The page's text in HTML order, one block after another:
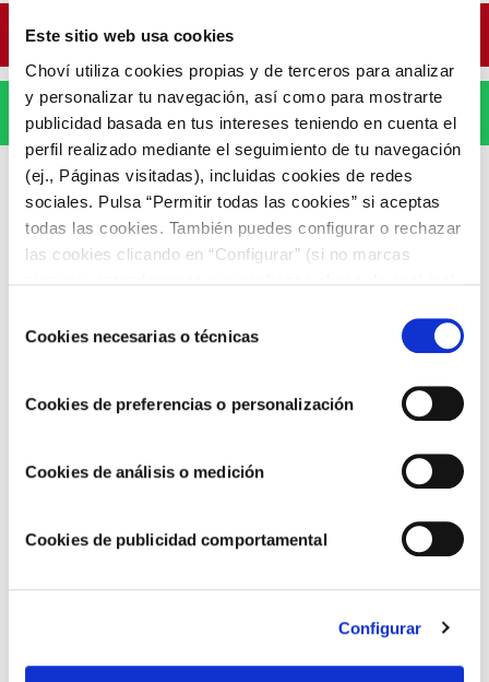
Este sitio web usa cookies
Choví utiliza cookies propias y de terceros para analizar
y personalizar tu navegación, así como para mostrarte
publicidad basada en tus intereses teniendo en cuenta el
perfil realizado mediante el seguimiento de tu navegación
(ej., Páginas visitadas), incluidas cookies de redes
sociales. Pulsa “Permitir todas las cookies” si aceptas
todas las cookies. También puedes configurar o rechazar
las cookies clicando en “Configurar” (si no marcas
COOKIES.
deCookies necesarias o técnicas
Cookies de preferencias o personalización
Cookies de análisis o medición
Cookies de publicidad comportamental
Configurar
Pinterest
WhatsApp
Qué salsa elegir según el tipo de plan